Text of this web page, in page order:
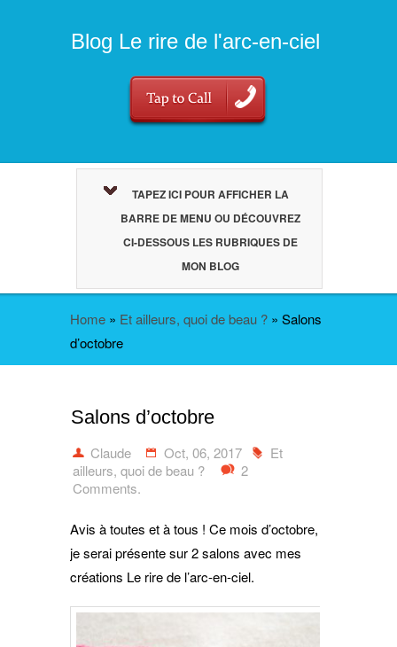
Blog Le rire de l'arc-en-ciel
TAPEZ ICI POUR AFFICHER LA
BARRE DE MENU OU DÉCOUVREZ
CI-DESSOUS LES RUBRIQUES DE
MON BLOG
Home » Et ailleurs, quoi de beau ? » Salons
d’octobre
Salons d’octobre
Claude Oct, 06, 2017
Et
ailleurs, quoi de beau ?
2
Comments.
Avis à toutes et à tous ! Ce mois d’octobre,
je serai présente sur 2 salons avec mes
créations Le rire de l’arc-en-ciel.